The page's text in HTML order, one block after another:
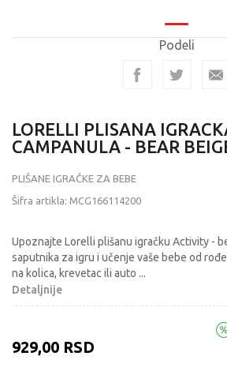
Podeli
LORELLI PLISANA
CAMPANULA - BEAR
PLIŠANE IGRAČKE ZA BEBE
Šifra artikla: MCG166114200
Upoznajte Lorelli plišanu igračku Activity -
saputnika za igru i učenje vaše bebe od
na kolica, krevetac ili auto ...
Detaljnije
929,00 RSD